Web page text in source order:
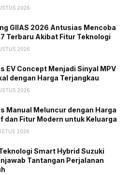
2026
GIIAS 2026 Antusias Mencoba
Terbaru Akibat Fitur Teknologi
2026
EV Concept Menjadi Sinyal MPV
dengan Harga Terjangkau
2026
Manual Meluncur dengan Harga
dan Fitur Modern untuk Keluarga
2026
Smart Hybrid Suzuki
Tantangan Perjalanan